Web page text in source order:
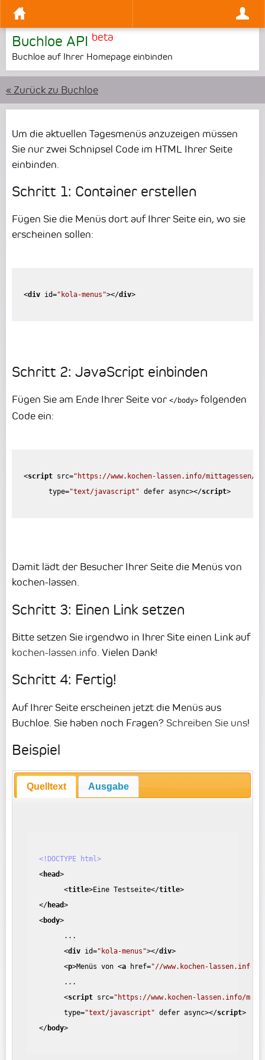
Buchloe API beta
Buchloe auf Ihrer Homepage einbinden
« Zurück zu Buchloe
Um die aktuellen Tagesmenüs anzuzeigen müssen
Sie nur zwei Schnipsel Code im HTML Ihrer Seite
einbinden.
Schritt 1: Container erstellen
Fügen Sie die Menüs dort auf Ihrer Seite ein, wo sie
erscheinen sollen:
<div id="kola-menus"></div>
Schritt 2: JavaScript einbinden
Fügen Sie am Ende Ihrer Seite vor </body> folgenden
Code ein:
<script src="https://www.kochen-lassen.info/mittagessen/
type="text/javascript" defer async></script>
Damit lädt der Besucher Ihrer Seite die Menüs von
kochen-lassen.
Schritt 3: Einen Link setzen
Bitte setzen Sie irgendwo in Ihrer Site einen Link auf
kochen-lassen.info. Vielen Dank!
Schritt 4: Fertig!
Auf Ihrer Seite erscheinen jetzt die Menüs aus
Buchloe. Sie haben noch Fragen? Schreiben Sie uns!
Beispiel
Quelltext Ausgabe
<!DOCTYPE html>
<head>
<title>Eine Testseite</title>
</head>
<body>
...
<div id="kola-menus"></div>
<p>Menüs von <a href="//www.kochen-lassen.info"
...
<script src="https://www.kochen-lassen.info/
type="text/javascript" defer async></script>
</body>